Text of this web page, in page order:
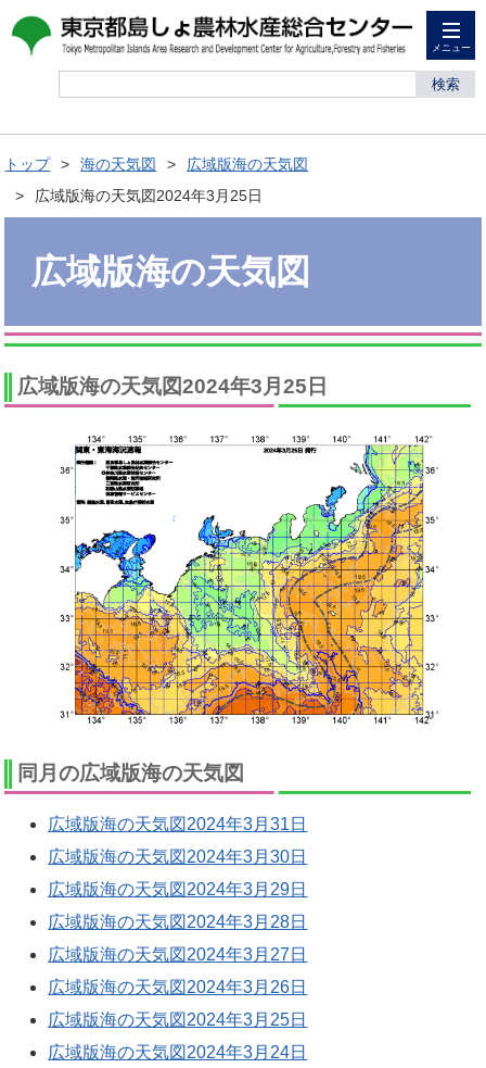
メニュー
検索
トップ 海の天気図
広域版海の天気図
広域版海の天気図2024年3月25日
広域版海の天気図
広域版海の天気図2024年3月25日
同月の広域版海の天気図
広域版海の天気図2024年3月31日
広域版海の天気図2024年3月30日
広域版海の天気図2024年3月29日
広域版海の天気図2024年3月28日
広域版海の天気図2024年3月27日
広域版海の天気図2024年3月26日
広域版海の天気図2024年3月25日
広域版海の天気図2024年3月24日